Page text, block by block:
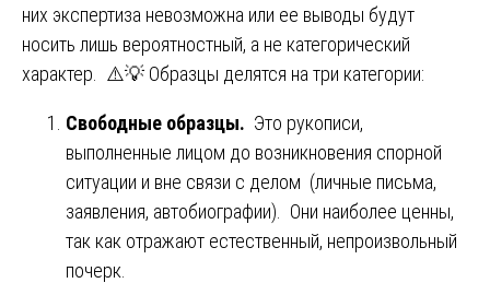
них экспертиза невозможна или ее выводы будут
носить лишь вероятностный, а не категорический
характер. ⚠️💡 Образцы делятся на три категории:
Свободные образцы. Это рукописи,
выполненные лицом до возникновения спорной
ситуации и вне связи с делом (личные письма,
заявления, автобиографии). Они наиболее ценны,
так как отражают естественный, непроизвольный
почерк.